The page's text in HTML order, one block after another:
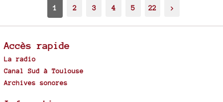
1 2 3 4 5 22 >
Accès rapide
La radio
Canal Sud à Toulouse
Archives sonores